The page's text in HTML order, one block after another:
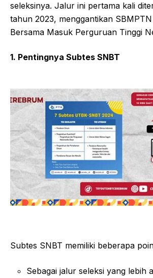
seleksinya. Jalur ini pertama kali
tahun 2023, menggantikan
Bersama Masuk Perguruan Tinggi
1. Pentingnya Subtes SNBT
Subtes SNBT memiliki beberapa
Sebagai jalur seleksi yang lebih